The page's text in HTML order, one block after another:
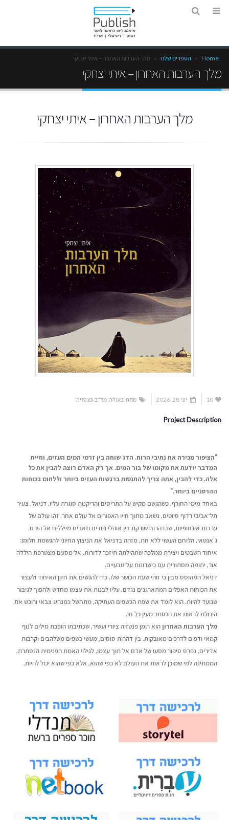
Home
» הספרים שלנו » מלך הערבות האחרון – איתי יצחקי
מלך הערבות האחרון – איתי יצחקי
מלך הערבות האחרון – איתי יצחקי
10 יוני 28, 2026 מתח ופעולה ,מד"ב ופנטזיה
Project Description
"הציפור מכירה את נתיבי הרוח. הדג שוחה בין זרמי המים העזים, וחיית
המדבר יודעת את מקומו של בור המים. אך רק האדם רוצה להבין את כל
אלה. כדי להבין, אתה צריך להתנסות ברגשות העזים ביותר וללחום בכוחות
ההרסניים ביותר."
באחד מימי החורף, כשהגשם מקיש על התריסים והריקנות סוגרת עליו, דניאל, צעיר
תל־אביבי רדוף סיוטים, נשאב מתוך חייו האפורים אל עולם אחר. זהו עולם של
ערבות אינסופיות, שבו הרוח שורקת בין אוהלי נוודים וזאבים מייללים אל הירח.
ג'אגטאי, הלוחם העשוי ללא חת, מזהה בדניאל את הניצוץ החיוני להגשמת חלומו:
איחוד השבטים ויצירת ממלכה שתהילתה תיזכר לדורות. אל מסעם מצטרפת הילדה
אור, יתומה מסתורית עם כישרונות על־טבעיים.
דניאל המהוסס מבין כי זוהי שעת הכושר שלו. כדי להגשים את חזון האיחוד ולעצור
את הכוחות האפלים המתארגנים נגדם, עליו לבנות את עצמו מחדש ולהפוך לגיבור
שנועד להיות. הוא לומד את שפת הכשפים העתיקה, מתחשל כמנהיג צבאי ורוכש את
היכולת לראות את הנסתר מעין כל חי.
מלך הערבות האחרון הוא רומן פנטזיה ציורי ועשיר, שכתיבתו הופכת מילים לנוף
קמאי ודפים לדרכים מאובקות. בין דהרות סוסים, מעשי כשפים משלהבים וקרבות
אדירים, נפרס סיפור מסעו של אדם אל תוך עצמו, לגילוי האמת הפנימית הנסתרת,
הממתינה למי שמוכן לראות את העולם לא כפי שהוא, אלא כפי שהוא יכול להיות.